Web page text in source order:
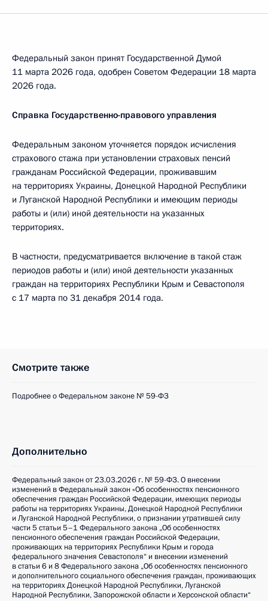
Федеральный закон принят Государственной Думой
11 марта 2026 года, одобрен Советом Федерации 18 марта
2026 года.
Справка Государственно-правового управления
Федеральным законом уточняется порядок исчисления
страхового стажа при установлении страховых пенсий
гражданам Российской Федерации, проживавшим
на территориях Украины, Донецкой Народной Республики
и Луганской Народной Республики и имеющим периоды
работы и (или) иной деятельности на указанных
территориях.
В частности, предусматривается включение в такой стаж
периодов работы и (или) иной деятельности указанных
граждан на территориях Республики Крым и Севастополя
с 17 марта по 31 декабря 2014 года.
Смотрите также
Подробнее о Федеральном законе № 59-ФЗ
Дополнительно
Федеральный закон от 23.03.2026 г. № 59-ФЗ. О внесении
изменений в Федеральный закон «Об особенностях пенсионного
обеспечения граждан Российской Федерации, имеющих периоды
работы на территориях Украины, Донецкой Народной Республики
и Луганской Народной Республики, о признании утратившей силу
части 5 статьи 5–1 Федерального закона „Об особенностях
пенсионного обеспечения граждан Российской Федерации,
проживающих на территориях Республики Крым и города
федерального значения Севастополя“ и внесении изменений
в статьи 6 и 8 Федерального закона „Об особенностях пенсионного
и дополнительного социального обеспечения граждан, проживающих
на территориях Донецкой Народной Республики, Луганской
Народной Республики, Запорожской области и Херсонской области“